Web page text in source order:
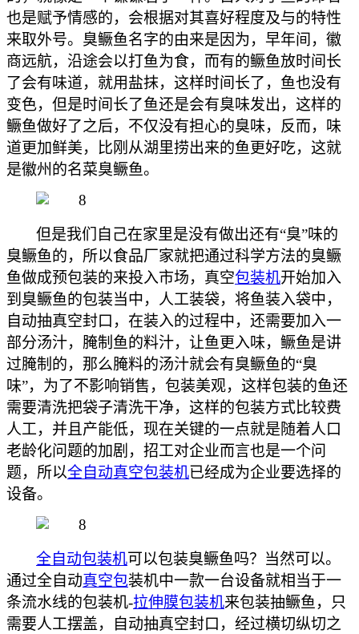
也是赋予情感的，会根据对其喜好程度及与的特性
来取外号。臭鳜鱼名字的由来是因为，早年间，徽
商远航，沿途会以打鱼为食，而有的鳜鱼放时间长
了会有味道，就用盐抹，这样时间长了，鱼也没有
变色，但是时间长了鱼还是会有臭味发出，这样的
鳜鱼做好了之后，不仅没有担心的臭味，反而，味
道更加鲜美，比刚从湖里捞出来的鱼更好吃，这就
是徽州的名菜臭鳜鱼。
但是我们自己在家里是没有做出还有“臭”味的
臭鳜鱼的，所以食品厂家就把通过科学方法的臭鳜
鱼做成预包装的来投入市场，真空包装机开始加入
到臭鳜鱼的包装当中，人工装袋，将鱼装入袋中，
自动抽真空封口，在装入的过程中，还需要加入一
部分汤汁，腌制鱼的料汁，让鱼更入味，鳜鱼是讲
过腌制的，那么腌料的汤汁就会有臭鳜鱼的“臭
味”，为了不影响销售，包装美观，这样包装的鱼还
需要清洗把袋子清洗干净，这样的包装方式比较费
人工，并且产能低，现在关键的一点就是随着人口
老龄化问题的加剧，招工对企业而言也是一个问
题，所以全自动真空包装机已经成为企业要选择的
设备。
全自动包装机可以包装臭鳜鱼吗？当然可以。
通过全自动真空包装机中一款一台设备就相当于一
条流水线的包装机-拉伸膜包装机来包装抽鳜鱼，只
需要人工摆盖，自动抽真空封口，经过横切纵切之